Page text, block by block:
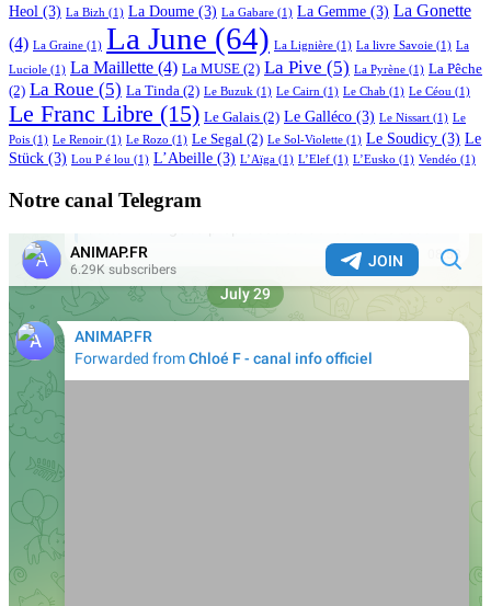
Heol (3) La Bizh (1) La Doume (3) La Gabare (1) La Gemme (3) La Gonette
(4) La Graine (1) La June (64) La Lignière (1) La livre Savoie (1) La
Luciole (1) La Maillette (4) La MUSE (2) La Pive (5) La Pyrène (1) La Pêche
(2) La Roue (5) La Tinda (2) Le Buzuk (1) Le Cairn (1) Le Chab (1) Le Céou (1)
Le Franc Libre (15) Le Galais (2) Le Galléco (3) Le Nissart (1) Le
Pois (1) Le Renoir (1) Le Rozo (1) Le Segal (2) Le Sol-Violette (1) Le Soudicy (3) Le
Stück (3) Lou P é lou (1) L’Abeille (3) L’Aïga (1) L’Elef (1) L’Eusko (1) Vendéo (1)
Notre canal Telegram